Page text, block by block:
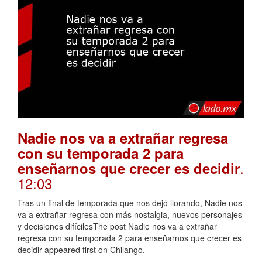
Nadie nos va a extrañar regresa
con su temporada 2 para
enseñarnos que crecer es decidir.
12:03
Tras un final de temporada que nos dejó llorando, Nadie nos
va a extrañar regresa con más nostalgia, nuevos personajes
y decisiones difícilesThe post Nadie nos va a extrañar
regresa con su temporada 2 para enseñarnos que crecer es
decidir appeared first on Chilango.